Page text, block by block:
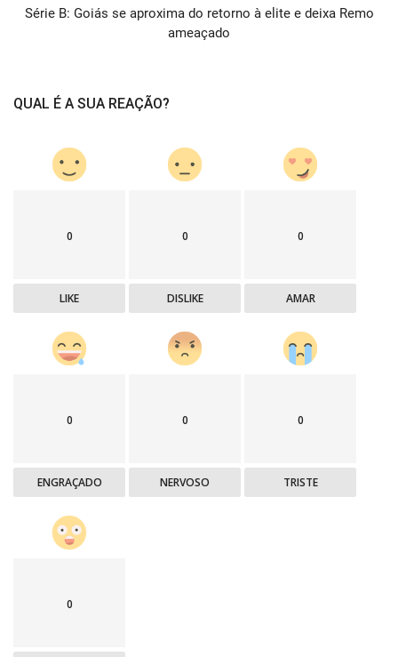
Série B: Goiás se aproxima do retorno à elite e deixa Remo
ameaçado
QUAL É A SUA REAÇÃO?
0
LIKE
0
DISLIKE
0
AMAR
0
ENGRAÇADO
0
NERVOSO
0
TRISTE
0